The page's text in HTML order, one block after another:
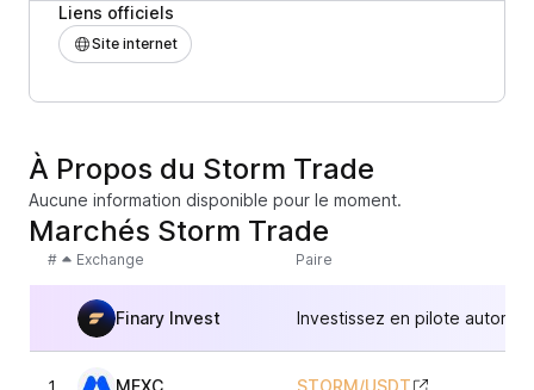
Liens officiels
Site internet
À Propos du Storm Trade
Aucune information disponible pour le moment.
Marchés Storm Trade
# Exchange Paire
Finary Invest Investissez en pilote
MEXC STORM/USDT